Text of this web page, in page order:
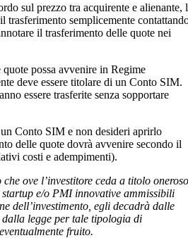
sul prezzo tra acquirente e alienante,
trasferimento semplicemente
il trasferimento delle quote nei
possa avvenire in Regime
deve essere titolare di un Conto SIM.
essere trasferite senza sopportare
Conto SIM e non desideri aprirlo
delle quote dovrà avvenire secondo il
costi e adempimenti).
ove l’investitore ceda a titolo oneroso
e/o PMI innovative ammissibili
dell’investimento, egli decadrà dalle
legge per tale tipologia di
fruito.